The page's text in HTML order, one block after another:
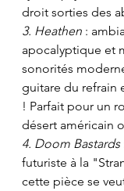
droit sorties des
3. Heathen :
apocalyptique et
sonorités
guitare du refrain
! Parfait pour un
désert américain
4. Doom Bastards
futuriste à la
cette pièce se